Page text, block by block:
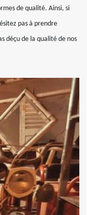
de qualité. Ainsi, si
pas à prendre
déçu de la qualité de nos